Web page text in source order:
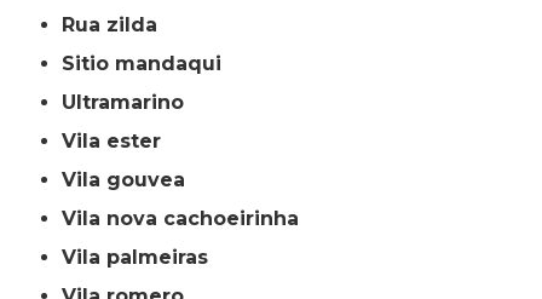
rua zilda
sitio mandaqui
ultramarino
vila ester
vila gouvea
vila nova cachoeirinha
vila palmeiras